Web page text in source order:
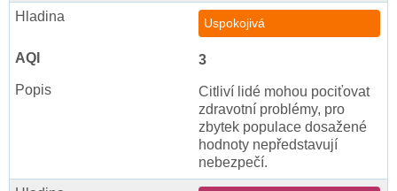
Uspokojivá
3
Citliví lidé mohou pociťovat
zdravotní problémy, pro
zbytek populace dosažené
hodnoty nepředstavují
nebezpečí.